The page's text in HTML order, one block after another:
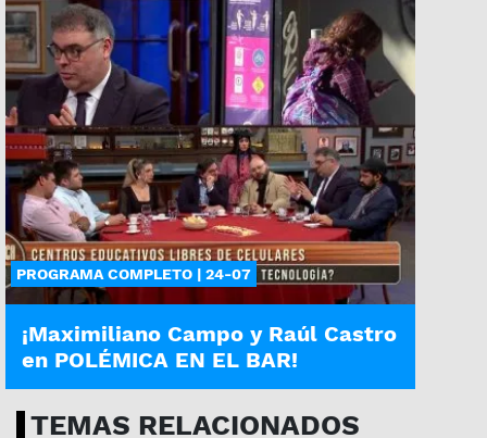
PROGRAMA COMPLETO | 24-07
¡Maximiliano Campo y Raúl Castro
en POLÉMICA EN EL BAR!
TEMAS RELACIONADOS